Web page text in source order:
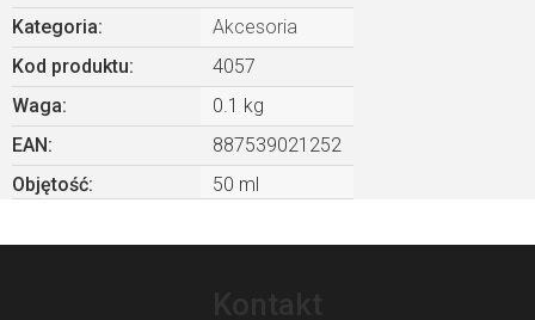
Kategoria:
Akcesoria
Kod produktu:
4057
Waga:
0.1 kg
EAN:
887539021252
Objętość: 50 ml